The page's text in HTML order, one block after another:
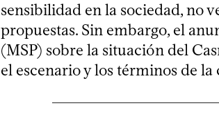
sensibilidad en la sociedad, no
propuestas. Sin embargo, el
(MSP) sobre la situación del
el escenario y los términos de